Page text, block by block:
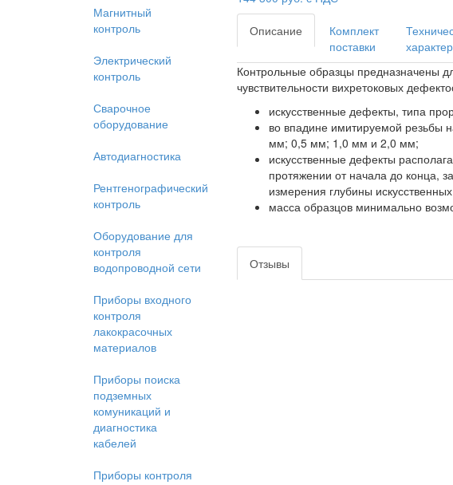
Магнитный
контроль
Электрический
контроль
Сварочное
оборудование
Автодиагностика
Рентгенографический
контроль
Оборудование для
контроля
водопроводной сети
Приборы входного
контроля
лакокрасочных
материалов
Приборы поиска
подземных
комуникаций и
диагностика
кабелей
Приборы контроля
Описание
Комплект
поставки
Контрольные образцы предназначены
чувствительности вихретоковых
искусственные дефекты, типа
во впадине имитируемой резьбы
мм; 0,5 мм; 1,0 мм и 2,0 мм;
искусственные дефекты
протяжении от начала до конца,
измерения глубины
масса образцов минимально
Отзывы